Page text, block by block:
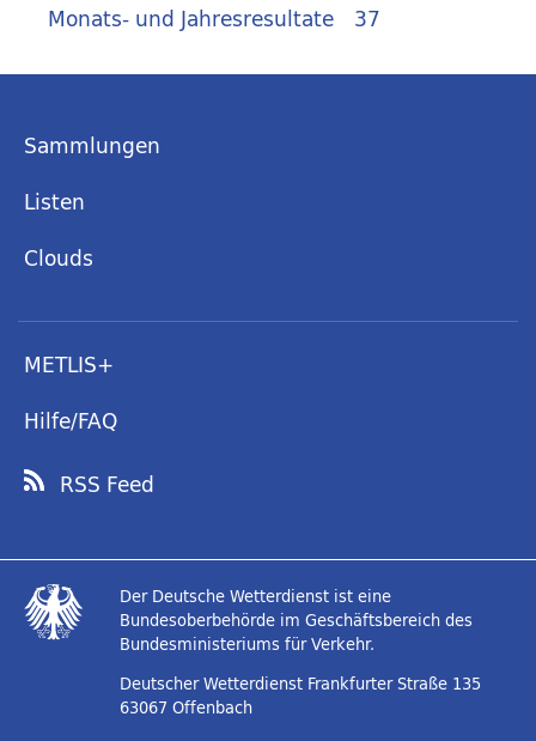
37
Monats- und Jahresresultate
Sammlungen
Listen
Clouds
METLIS+
Hilfe/FAQ
RSS Feed
Der Deutsche Wetterdienst ist eine
Bundesoberbehörde im Geschäftsbereich des
Bundesministeriums für Verkehr.
Deutscher Wetterdienst Frankfurter Straße 135
63067 Offenbach